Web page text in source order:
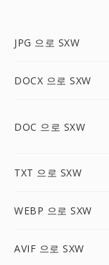
JPG 으로 SXW
DOCX 으로 SXW
DOC 으로 SXW
TXT 으로 SXW
WEBP 으로 SXW
AVIF 으로 SXW